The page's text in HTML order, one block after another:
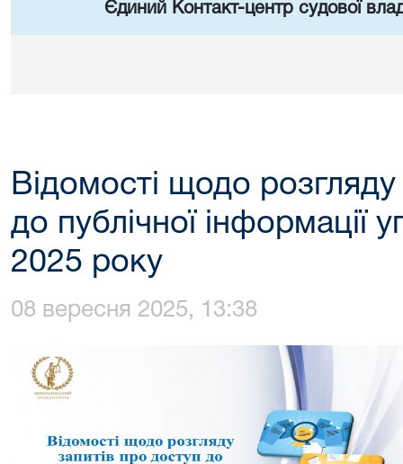
Єдиний Контакт-центр судової
Відомості щодо
до публічної інформації
2025 року
08 вересня 2025, 13:38